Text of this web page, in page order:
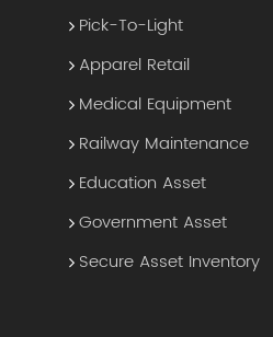
Pick-To-Light
Apparel Retail
Medical Equipment
Railway Maintenance
Education Asset
Government Asset
Secure Asset Inventory